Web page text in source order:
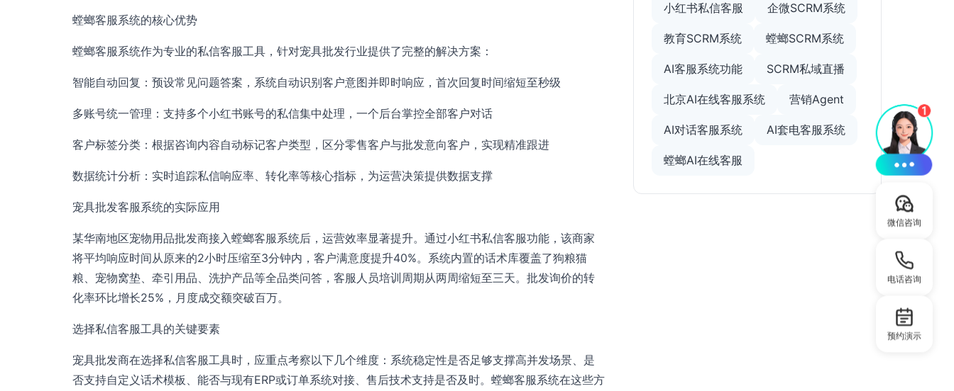
螳螂客服系统的核心优势
螳螂客服系统作为专业的私信客服工具，针对宠具批发行业提供了完整的解决方案：
智能自动回复：预设常见问题答案，系统自动识别客户意图并即时响应，首次回复时间缩短至秒级
多账号统一管理：支持多个小红书账号的私信集中处理，一个后台掌控全部客户对话
客户标签分类：根据咨询内容自动标记客户类型，区分零售客户与批发意向客户，实现精准跟进
数据统计分析：实时追踪私信响应率、转化率等核心指标，为运营决策提供数据支撑
宠具批发客服系统的实际应用
某华南地区宠物用品批发商接入螳螂客服系统后，运营效率显著提升。通过小红书私信客服功能，该商家
将平均响应时间从原来的2小时压缩至3分钟内，客户满意度提升40%。系统内置的话术库覆盖了狗粮猫
粮、宠物窝垫、牵引用品、洗护产品等全品类问答，客服人员培训周期从两周缩短至三天。批发询价的转
化率环比增长25%，月度成交额突破百万。
选择私信客服工具的关键要素
宠具批发商在选择私信客服工具时，应重点考察以下几个维度：系统稳定性是否足够支撑高并发场景、是
否支持自定义话术模板、能否与现有ERP或订单系统对接、售后技术支持是否及时。螳螂客服系统在这些方
小红书私信客服 企微SCRM系统
教育SCRM系统 螳螂SCRM系统
AI客服系统功能 SCRM私域直播
北京AI在线客服系统 营销Agent
AI对话客服系统 AI套电客服系统
螳螂AI在线客服
微信咨询
电话咨询
预约演示